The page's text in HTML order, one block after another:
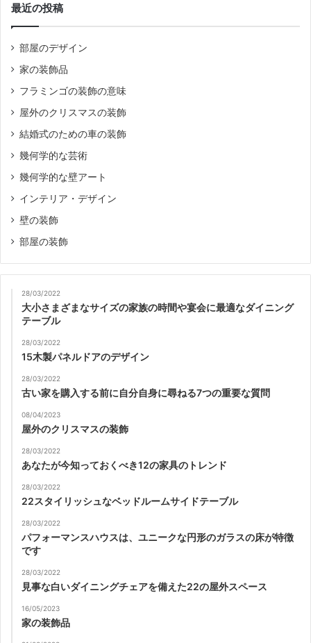
最近の投稿
部屋のデザイン
家の装飾品
フラミンゴの装飾の意味
屋外のクリスマスの装飾
結婚式のための車の装飾
幾何学的な芸術
幾何学的な壁アート
インテリア・デザイン
壁の装飾
部屋の装飾
28/03/2022
大小さまざまなサイズの家族の時間や宴会に最適なダイニング
テーブル
28/03/2022
15木製パネルドアのデザイン
28/03/2022
古い家を購入する前に自分自身に尋ねる7つの重要な質問
08/04/2023
屋外のクリスマスの装飾
28/03/2022
あなたが今知っておくべき12の家具のトレンド
28/03/2022
22スタイリッシュなベッドルームサイドテーブル
28/03/2022
パフォーマンスハウスは、ユニークな円形のガラスの床が特徴
です
28/03/2022
見事な白いダイニングチェアを備えた22の屋外スペース
16/05/2023
家の装飾品